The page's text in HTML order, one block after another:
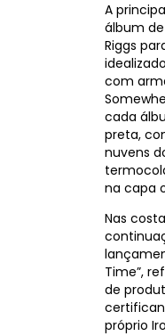
A
álbum
Riggs
com
cada
preta,
nuvens
na capa
Nas
Time”,
de
próprio